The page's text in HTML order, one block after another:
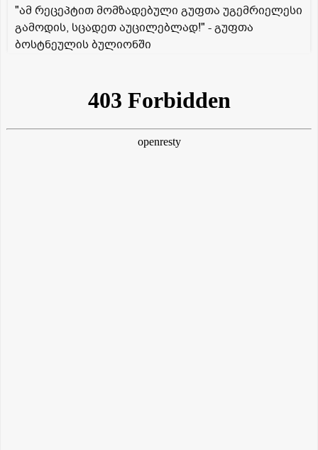
"ამ რეცეპტით მომზადებული გუფთა უგემრიელესი
გამოდის, სცადეთ აუცილებლად!" - გუფთა
ბოსტნეულის ბულიონში